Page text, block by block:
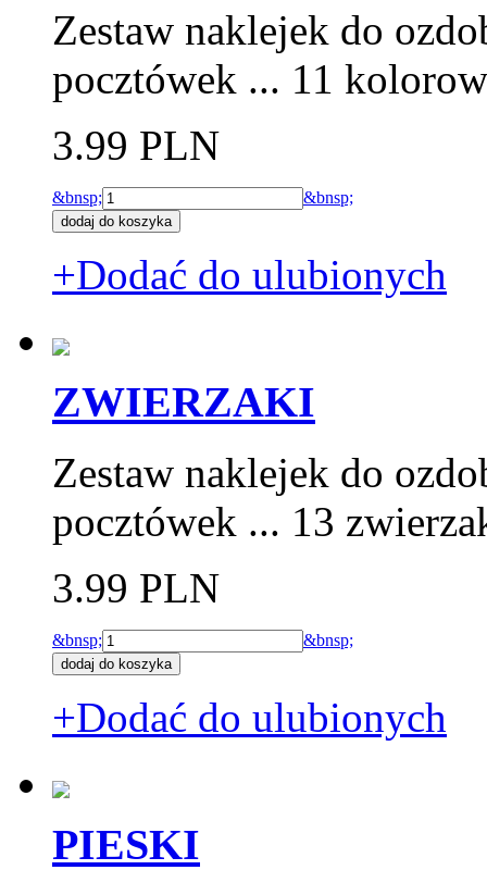
Zestaw naklejek do
pocztówek ... 11
3.99 PLN
&bnsp; &bnsp;
+Dodać do ulubionych
ZWIERZAKI
Zestaw naklejek do
pocztówek ... 13
3.99 PLN
&bnsp; &bnsp;
+Dodać do ulubionych
PIESKI